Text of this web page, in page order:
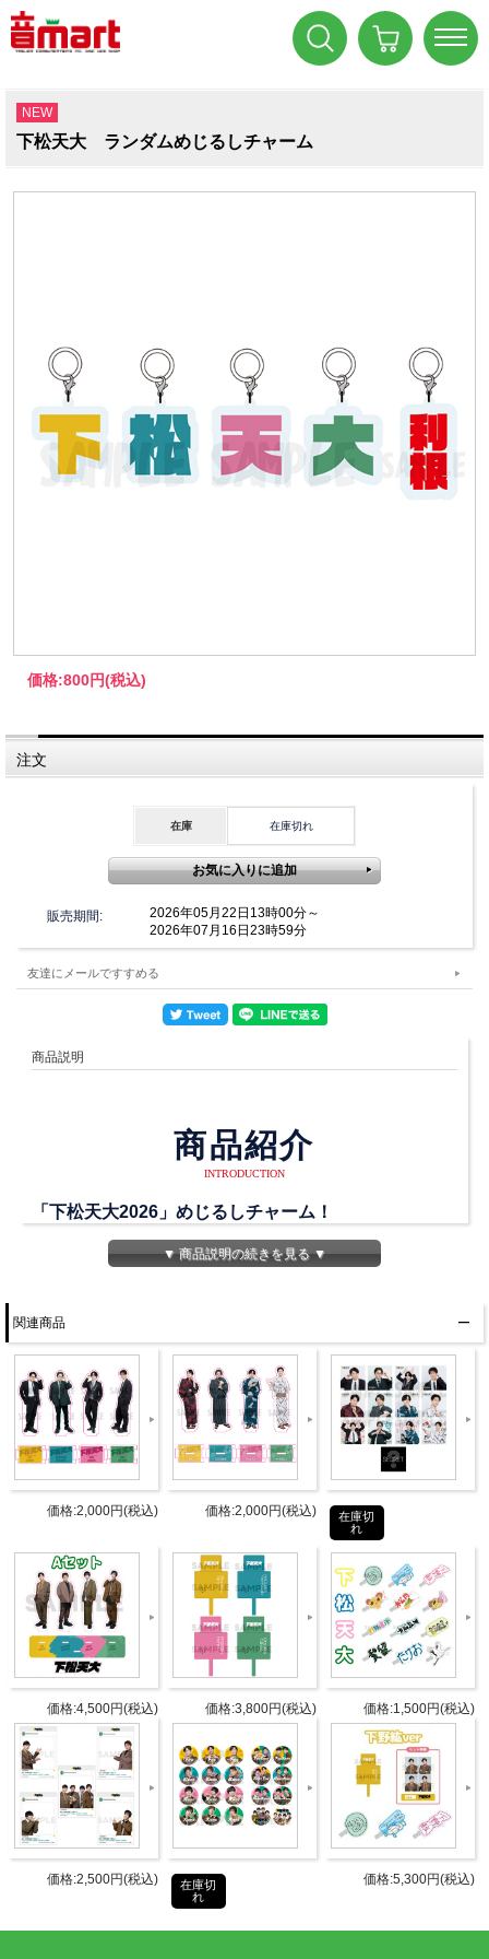
NEW
下松天大 ランダムめじるしチャーム
価格:800円(税込)
注文
在庫 在庫切れ
販売期間:
2026年05月22日13時00分～
2026年07月16日23時59分
友達にメールですすめる
商品説明
商品紹介
INTRODUCTION
「下松天大2026」めじるしチャーム！
「下」「松」「天」「大」「利根」の５種のランダム
めじるしチャーム！
す！
ランダムとなるので、どれが出るかはお楽しみ♪
商品詳細
DETAIL
発売日 2026年7月17日より発送開始予定
仕様
全5種（ランダム封入）
【サイズ】
約30mm × 30mm
発売元
タブリエ・コミュニケーションズ株
式会社
販売元
タブリエ・コミュニケーションズ株
式会社
JANコ
ード
4582778184084
▼ 商品説明の続きを見る ▼
関連商品
価格:2,000円(税込) 価格:2,000円(税込)
在庫切
れ
価格:4,500円(税込) 価格:3,800円(税込) 価格:1,500円(税込)
価格:2,500円(税込)
在庫切
れ
価格:5,300円(税込)